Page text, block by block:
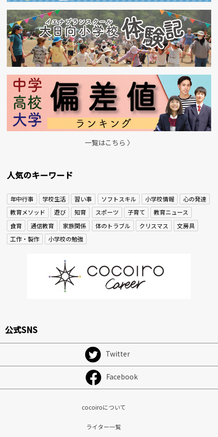
一覧はこちら 〉
人気のキーワード
年中行事 学校生活 習い事 ソフトスキル 小学校情報
心の発達
教育メソッド
遊び 知育 スポーツ 子育て
教育ニュース
食育
通信教育 家族関係 体のトラブル クリスマス
文房具
工作・製作
小学校の勉強
公式SNS
Twitter
Facebook
cocoiroについて
ライター一覧